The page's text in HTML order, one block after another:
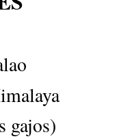
gajos)